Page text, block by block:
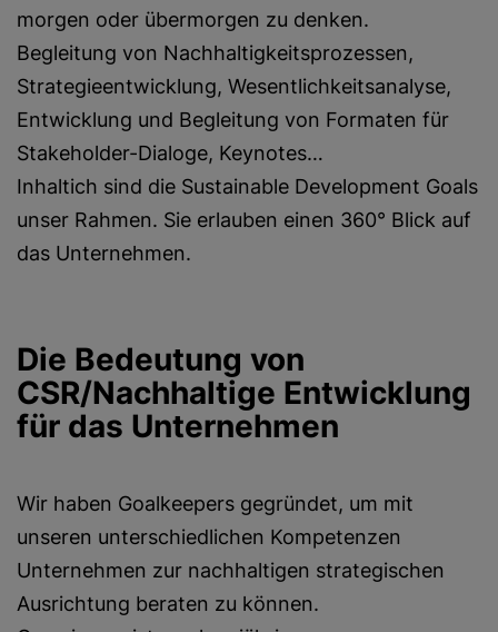
morgen oder übermorgen zu denken.
Begleitung von Nachhaltigkeitsprozessen,
Strategieentwicklung, Wesentlichkeitsanalyse,
Entwicklung und Begleitung von Formaten für
Stakeholder-Dialoge, Keynotes…
Inhaltich sind die Sustainable Development Goals
unser Rahmen. Sie erlauben einen 360° Blick auf
das Unternehmen.
Die Bedeutung von
CSR/Nachhaltige Entwicklung
für das Unternehmen
Wir haben Goalkeepers gegründet, um mit
unseren unterschiedlichen Kompetenzen
Unternehmen zur nachhaltigen strategischen
Ausrichtung beraten zu können.